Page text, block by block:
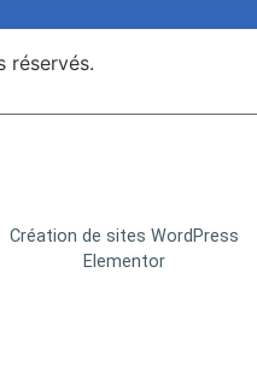
réservés.
Création de sites WordPress
Elementor